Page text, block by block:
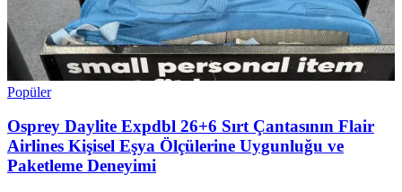
Popüler
Osprey Daylite Expdbl 26+6 Sırt Çantasının Flair
Airlines Kişisel Eşya Ölçülerine Uygunluğu ve
Paketleme Deneyimi